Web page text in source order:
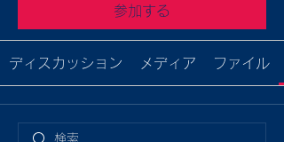
参加する
ディスカッション メディア ファイル